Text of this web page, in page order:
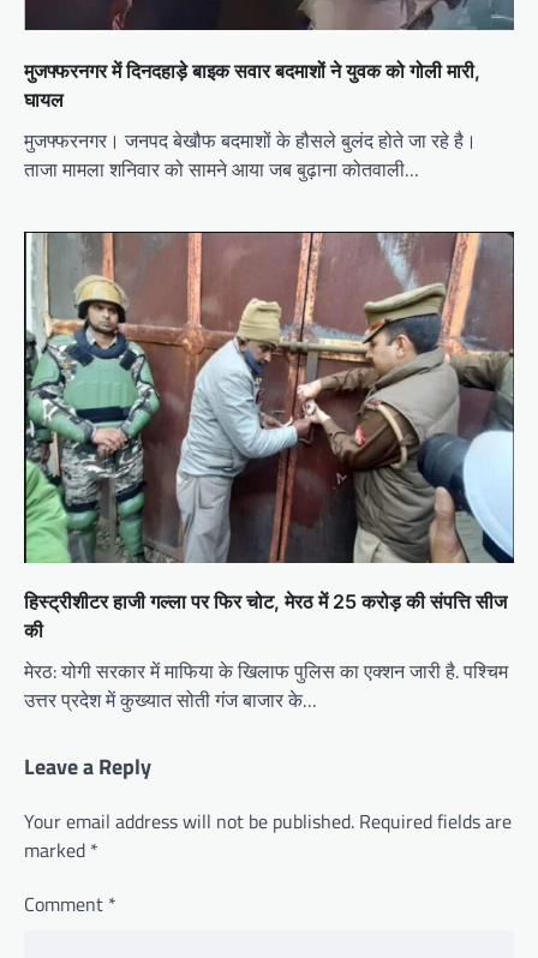
मुजफ्फरनगर में दिनदहाड़े बाइक सवार बदमाशों ने युवक को गोली मारी,
घायल
मुजफ्फरनगर। जनपद बेखौफ बदमाशों के हौसले बुलंद होते जा रहे है।
ताजा मामला शनिवार को सामने आया जब बुढ़ाना कोतवाली…
हिस्ट्रीशीटर हाजी गल्ला पर फिर चोट, मेरठ में 25 करोड़ की संपत्ति सीज
की
मेरठ: योगी सरकार में माफिया के खिलाफ पुलिस का एक्शन जारी है. पश्चिम
उत्तर प्रदेश में कुख्यात सोती गंज बाजार के…
Leave a Reply
Your email address will not be published. Required fields are
marked *
Comment *